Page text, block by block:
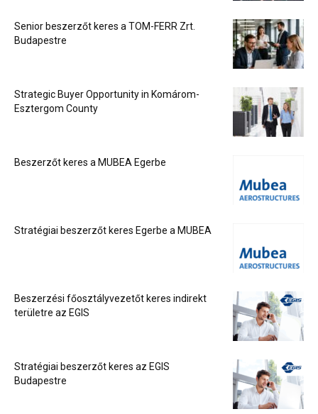
Senior beszerzőt keres a TOM-FERR Zrt.
Budapestre
Strategic Buyer Opportunity in Komárom-
Esztergom County
Beszerzőt keres a MUBEA Egerbe
Stratégiai beszerzőt keres Egerbe a MUBEA
Beszerzési főosztályvezetőt keres indirekt
területre az EGIS
Stratégiai beszerzőt keres az EGIS
Budapestre